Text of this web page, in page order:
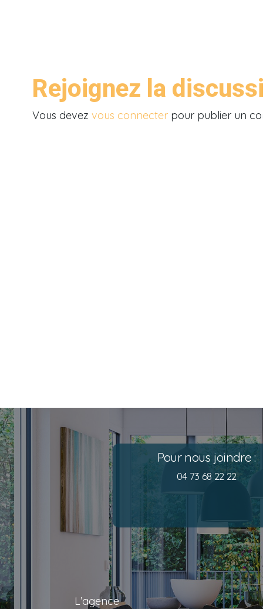
Rejoignez la
Vous devez vous connecter pour publier un
Pour nous joindre :
04 73 68 22 22
L’agence